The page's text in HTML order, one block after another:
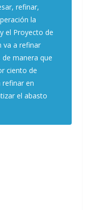
refinar,
la
el Proyecto de
va a refinar
manera que
ciento de
refinar en
el abasto